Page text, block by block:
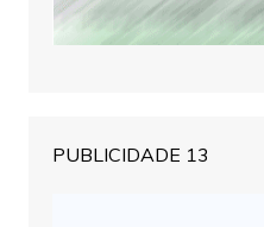
PUBLICIDADE 13